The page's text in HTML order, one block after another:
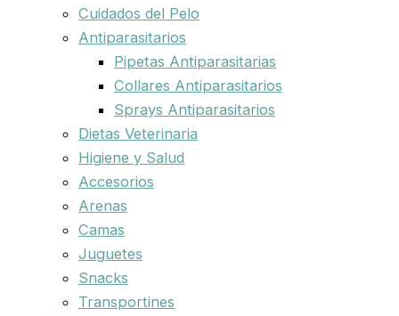
Cuidados del Pelo
Antiparasitarios
Pipetas Antiparasitarias
Collares Antiparasitarios
Sprays Antiparasitarios
Dietas Veterinaria
Higiene y Salud
Accesorios
Arenas
Camas
Juguetes
Snacks
Transportines